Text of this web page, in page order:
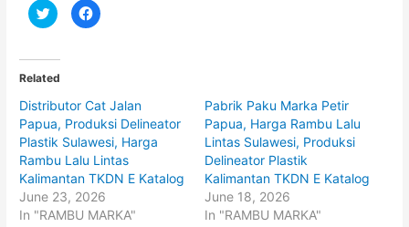
C
l
t
o
s
h
a
r
e
o
T
w
i
t
t
e
C
l
a
r
e
o
n
F
a
c
e
b
o
Related
Distributor Cat Jalan
Papua, Produksi Delineator
Plastik Sulawesi, Harga
Rambu Lalu Lintas
Kalimantan TKDN E Katalog
June 23, 2026
In "RAMBU MARKA"
Pabrik Paku Marka Petir
Papua, Harga Rambu Lalu
Lintas Sulawesi, Produksi
Delineator Plastik
Kalimantan TKDN E Katalog
June 18, 2026
In "RAMBU MARKA"